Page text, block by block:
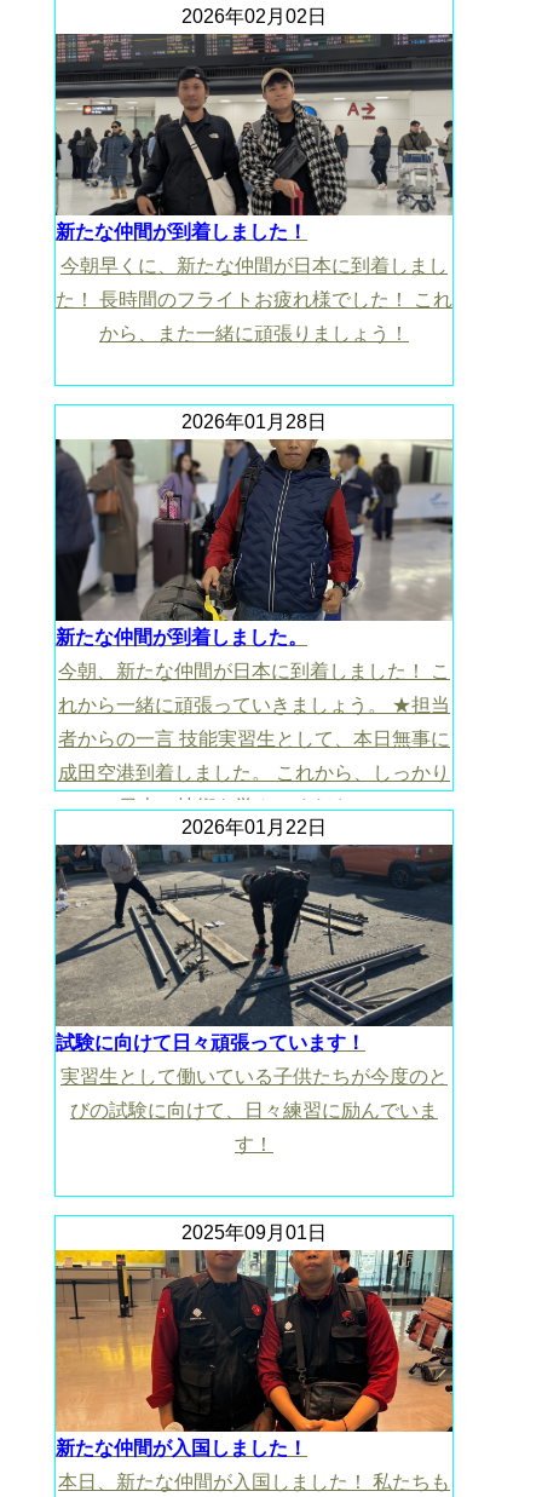
2026年02月02日
新たな仲間が到着しました！
今朝早くに、新たな仲間が日本に到着しまし
た！ 長時間のフライトお疲れ様でした！ これ
から、また一緒に頑張りましょう！
2026年01月28日
新たな仲間が到着しました。
今朝、新たな仲間が日本に到着しました！ こ
れから一緒に頑張っていきましょう。 ★担当
者からの一言 技能実習生として、本日無事に
成田空港到着しました。 これから、しっかり
日本の技術を学んでください。
2026年01月22日
試験に向けて日々頑張っています！
実習生として働いている子供たちが今度のと
びの試験に向けて、日々練習に励んでいま
す！
2025年09月01日
新たな仲間が入国しました！
本日、新たな仲間が入国しました！ 私たちも